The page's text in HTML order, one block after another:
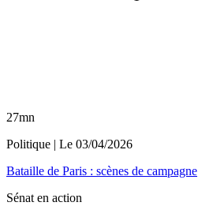
27mn
Politique | Le 03/04/2026
Bataille de Paris : scènes de campagne
Sénat en action